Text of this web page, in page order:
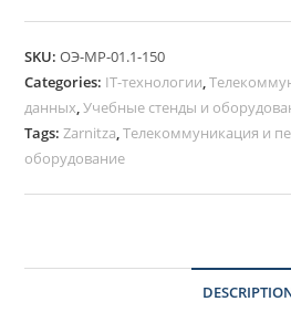
SKU:ОЭ-МР-01.1-150
Categories: IT-технологии,
данных,Учебные стенды и
Tags:Zarnitza,Телекоммуникация и
оборудование